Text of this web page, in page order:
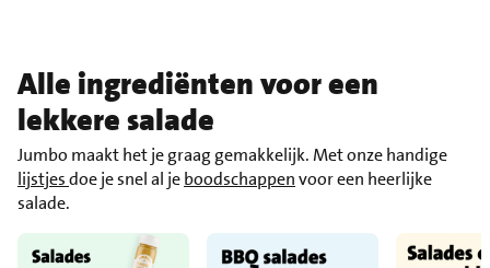
Alle ingrediënten voor een
lekkere salade
Jumbo maakt het je graag gemakkelijk. Met onze handige
lijstjesdoe je snel al jeboodschappenvoor een heerlijke
salade.